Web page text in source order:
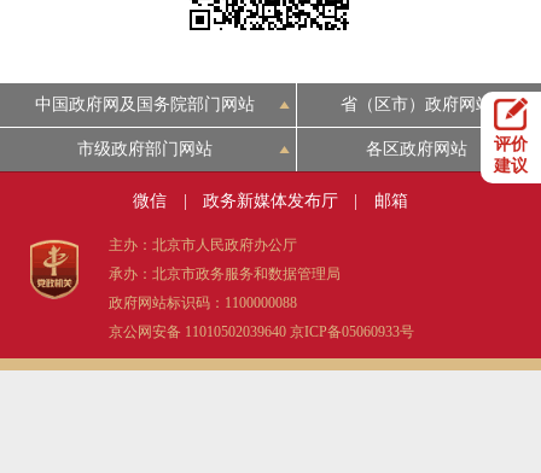
个人服务 法人服务 部门服务
便民服务 利企服务 投资项目
政民互动
评价
建议
中国政府网及国务院部门网站 省（区市）政府网站
市级政府部门网站 各区政府网站
微信 政务新媒体发布厅 邮箱
主办：北京市人民政府办公厅
承办：北京市政务服务和数据管理局
政府网站标识码：1100000088
京公网安备 11010502039640 京ICP备05060933号